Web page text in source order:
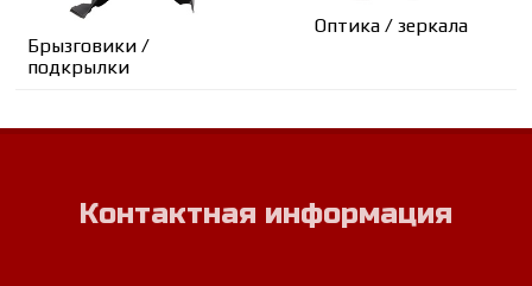
Брызговики /
подкрылки
Оптика / зеркала
Контактная информация